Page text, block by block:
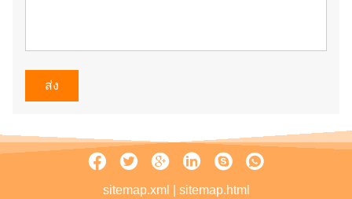
ส่ง
sitemap.xml sitemap.html